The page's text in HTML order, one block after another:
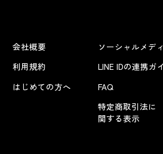
会社概要
利用規約
はじめての方へ
ソーシャルメデ
LINE IDの連携ガ
FAQ
特定商取引法に
関する表示